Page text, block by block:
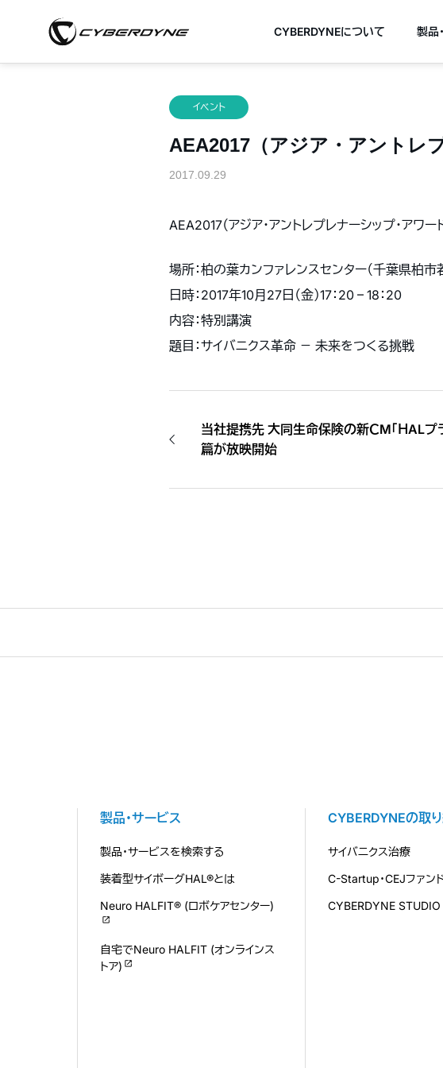
CYBERDYNEについて 製品
イベント
AEA2017（アジア・アントレ
2017.09.29
AEA2017（アジア・アントレプレナーシップ・アワ
場所：柏の葉カンファレンスセンター（千葉県柏市
日時：2017年10月27日（金）17：20 – 18：20
内容：特別講演
題目：サイバニクス革命 － 未来をつくる挑戦
当社提携先 大同生命保険の新ＣM「ＨALプ
篇が放映開始
製品・サービス
製品・サービスを検索する
装着型サイボーグHAL®とは
Neuro HALFIT® (ロボケアセンター)
自宅でNeuro HALFIT (オンラインス
トア)
CYBERDYNEの取
サイバニクス治療
C-Startup・CEJファン
CYBERDYNE STUDIO